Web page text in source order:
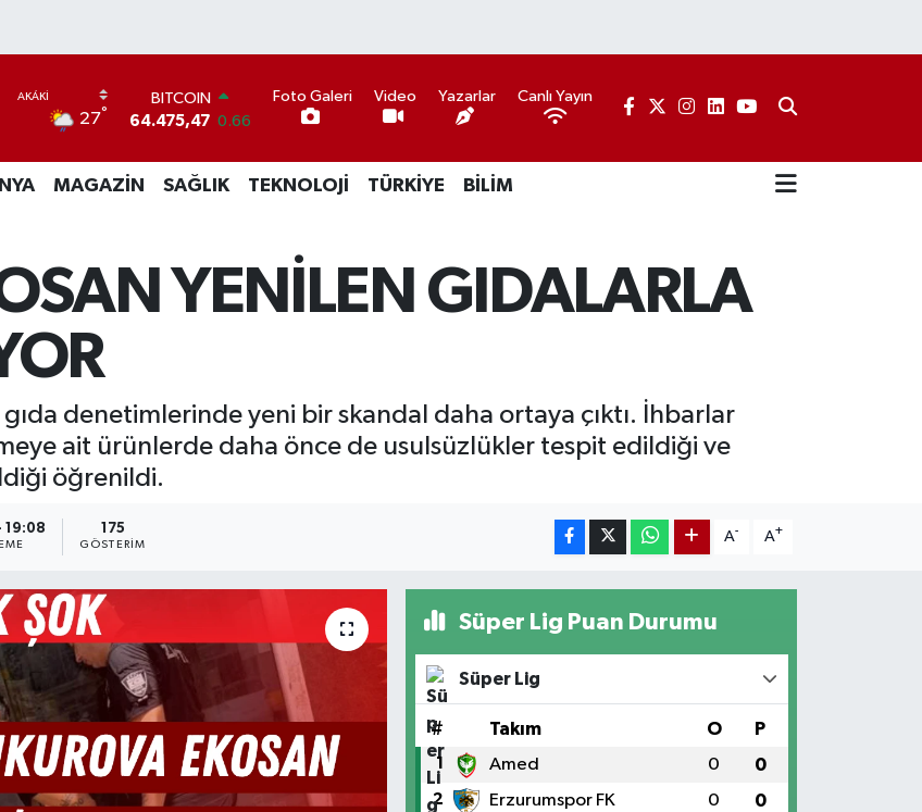
27°
BITCOIN
64.475,47 0.66
47,5971 0.05
EURO
GRAM ALTIN
6527.85
0.54
Foto Galeri Video Yazarlar Canlı Yayın
MAGAZİN SAĞLIK TEKNOLOJİ TÜRKİYE BİLİM
YENİLEN GIDALARLA
denetimlerinde yeni bir skandal daha ortaya çıktı. İhbarlar
ait ürünlerde daha önce de usulsüzlükler tespit edildiği ve
öğrenildi.
19:08 175
GÖSTERIM
A- A+
Süper Lig Puan Durumu
Süper Lig
# Takım O P
1 Amed 0 0
2 Erzurumspor FK 0 0